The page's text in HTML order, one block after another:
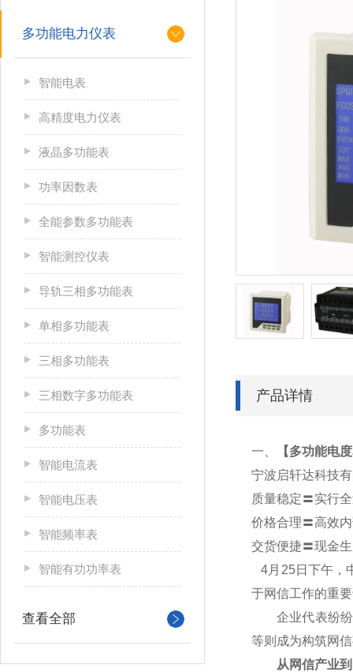
多功能电力仪表
智能电表
高精度电力仪表
液晶多功能表
功率因数表
全能参数多功能表
智能测控仪表
导轨三相多功能表
单相多功能表
三相多功能表
三相数字多功能表
多功能表
智能电流表
智能电压表
智能频率表
智能有功功率表
查看全部
产品详情
一、 【多功能电
宁波启轩达科技
质量稳定〓实行
价格合理〓高效
交货便捷〓现金
4月25日下午，
于网信工作的重
企业代表纷纷表
等则成为构筑网
从网信产业到